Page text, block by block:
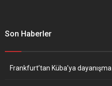
Son Haberler
Frankfurt’tan Küba’ya